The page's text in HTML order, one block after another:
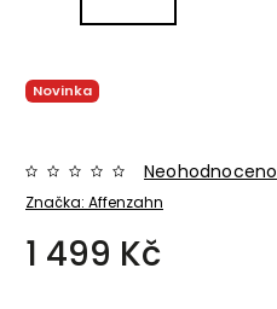
Novinka
Značka: Affenzahn
Neohodnoceno
1 499 Kč